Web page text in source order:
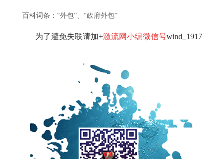
百科词条：“外包”、“政府外包”
为了避免失联请加+激流网小编微信号wind_1917